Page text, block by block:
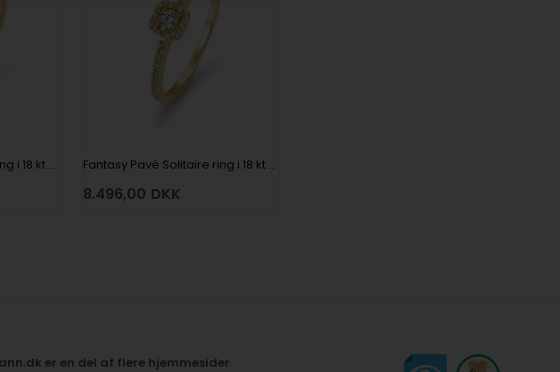
Fantasy Pavé Solitaire ring i 18 kt gulguld med 0,08 ct center og total 0,22 ct Diamanter fra Houmann Diamond Collection i 18 kt gulguld Fantasy Pavé Solitaire ring i 18 kt gulguld med 0,08 ct center og total 0,22 ct Diamanter fra Houmann Diamond Collection i 18 kt gulguld
8.496,00 DKK
er en del af flere hjemmesider